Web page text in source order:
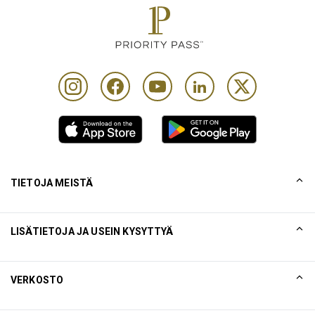
TIETOJA MEISTÄ
LISÄTIETOJA JA USEIN KYSYTTYÄ
VERKOSTO